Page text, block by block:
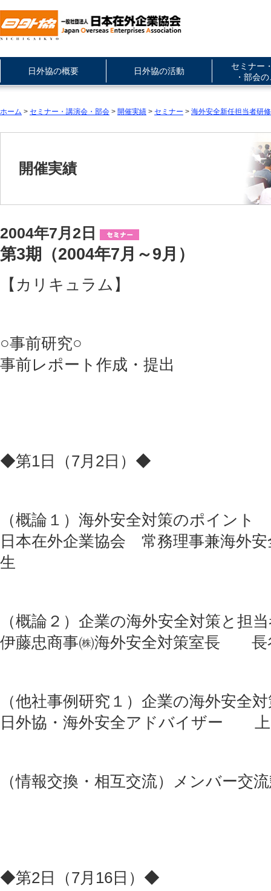
日外協の概要 日外協の活動
セミナー
・部会
ホーム > セミナー・講演会・部会 > 開催実績 > セミナー > 海外安全新任担当者研修
開催実績
2004年7月2日
第3期（2004年7月～9月）
【カリキュラム】
○事前研究○
事前レポート作成・提出
◆第1日（7月2日）◆
（概論１）海外安全対策のポイント
日本在外企業協会 常務理事兼海
生
（概論２）企業の海外安全対策と担
伊藤忠商事㈱海外安全対策室長
（他社事例研究１）企業の海外安全
日外協・海外安全アドバイザー
（情報交換・相互交流）メンバー交
◆第2日（7月16日）◆